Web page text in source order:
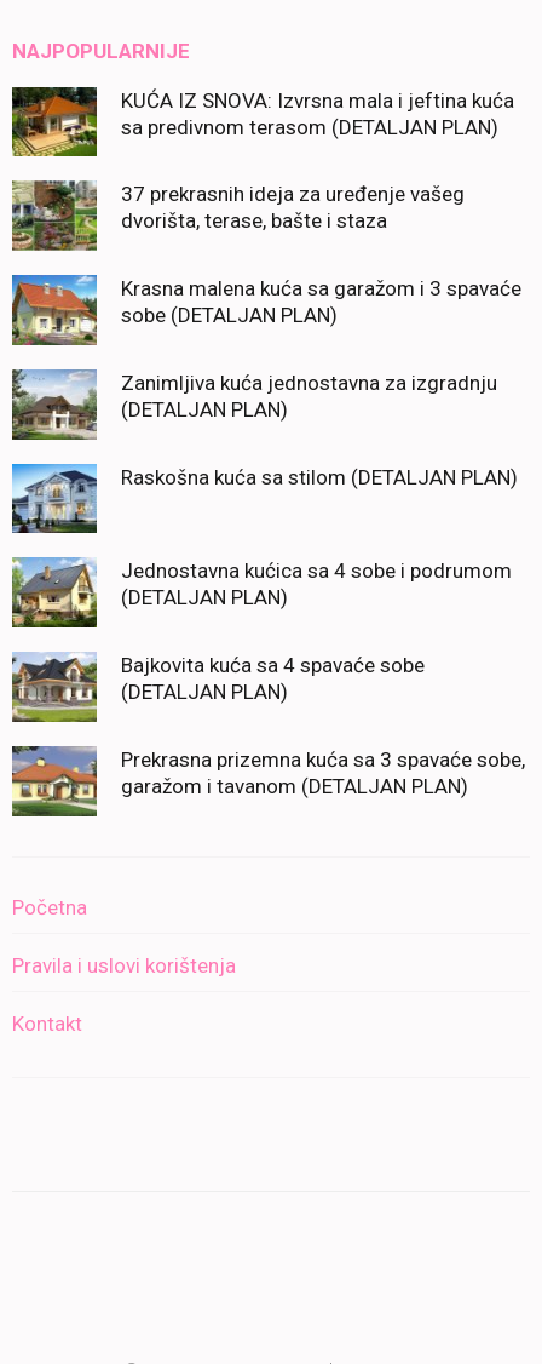
NAJPOPULARNIJE
KUĆA IZ SNOVA: Izvrsna mala i jeftina kuća
sa predivnom terasom (DETALJAN PLAN)
37 prekrasnih ideja za uređenje vašeg
dvorišta, terase, bašte i staza
Krasna malena kuća sa garažom i 3 spavaće
sobe (DETALJAN PLAN)
Zanimljiva kuća jednostavna za izgradnju
(DETALJAN PLAN)
Raskošna kuća sa stilom (DETALJAN PLAN)
Jednostavna kućica sa 4 sobe i podrumom
(DETALJAN PLAN)
Bajkovita kuća sa 4 spavaće sobe
(DETALJAN PLAN)
Prekrasna prizemna kuća sa 3 spavaće sobe,
garažom i tavanom (DETALJAN PLAN)
Početna
Pravila i uslovi korištenja
Kontakt